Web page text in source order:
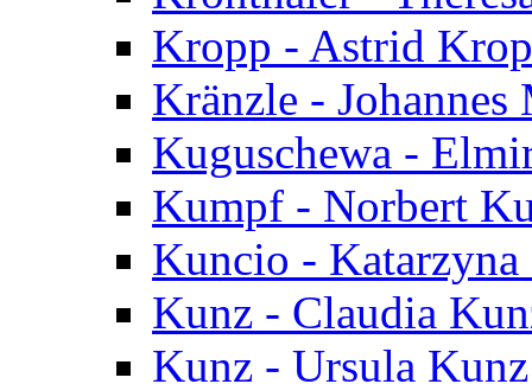
Kropp - Astrid
Kränzle -
Kuguschewa -
Kumpf - Norbert
Kuncio -
Kunz - Claudia
Kunz - Ursula Kunz